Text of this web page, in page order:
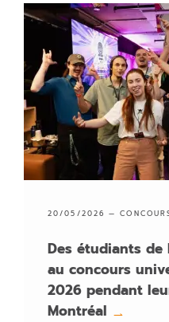
20/05/2026 —
Des étudiants de
au concours
2026 pendant
Montréal →